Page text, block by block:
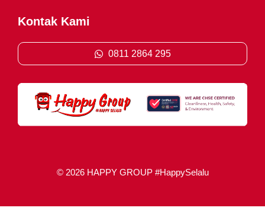
Kontak Kami
0811 2864 295
© 2026 HAPPY GROUP #HappySelalu